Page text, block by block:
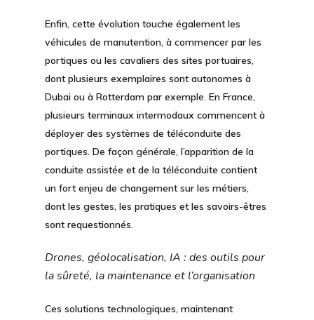
Enfin, cette évolution touche également les
véhicules de manutention, à commencer par les
portiques ou les cavaliers des sites portuaires,
dont plusieurs exemplaires sont autonomes à
Dubai ou à Rotterdam par exemple. En France,
plusieurs terminaux intermodaux commencent à
déployer des systèmes de téléconduite des
portiques. De façon générale, l’apparition de la
conduite assistée et de la téléconduite contient
un fort enjeu de changement sur les métiers,
dont les gestes, les pratiques et les savoirs-êtres
sont requestionnés.
Drones, géolocalisation, IA : des outils pour
la sûreté, la maintenance et l’organisation
Ces solutions technologiques, maintenant